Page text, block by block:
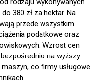
rodzaju wykonywanych
380 zł za hektar. Na
przede wszystkim
podatkowe oraz
Wzrost cen
na wyższy
co firmy usługowe